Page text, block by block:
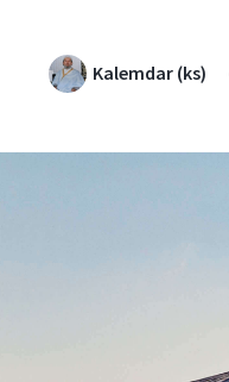
Kalemdar (ks)